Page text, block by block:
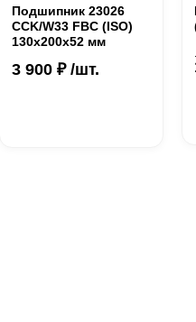
Подшипник 23026
CCK/W33 FBC (ISO)
130х200х52 мм
3 900 ₽ /шт.
.